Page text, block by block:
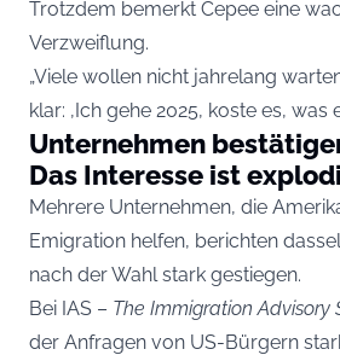
Trotzdem bemerkt Cepee eine
Verzweiflung.
„Viele wollen nicht jahrelang
klar: ‚Ich gehe 2025, koste es, was
Unternehmen
Das Interesse ist
Mehrere Unternehmen, die
Emigration helfen, berichten
nach der Wahl stark gestiegen.
Bei IAS – The Immigration Advisory
der Anfragen von US-Bürgern